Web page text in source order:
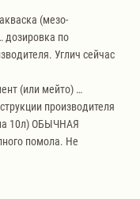
(мезо-
дозировка по
Углич сейчас
(или мейто) …
производителя
10л) ОБЫЧНАЯ
помола. Не